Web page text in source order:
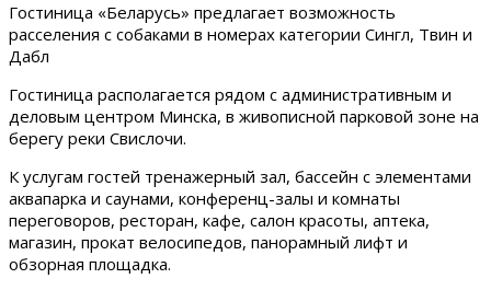
Гостиница «Беларусь» предлагает возможность
расселения с собаками в номерах категории Сингл, Твин и
Дабл
Гостиница располагается рядом с административным и
деловым центром Минска, в живописной парковой зоне на
берегу реки Свислочи.
К услугам гостей тренажерный зал, бассейн с элементами
аквапарка и саунами, конференц-залы и комнаты
переговоров, ресторан, кафе, салон красоты, аптека,
магазин, прокат велосипедов, панорамный лифт и
обзорная площадка.